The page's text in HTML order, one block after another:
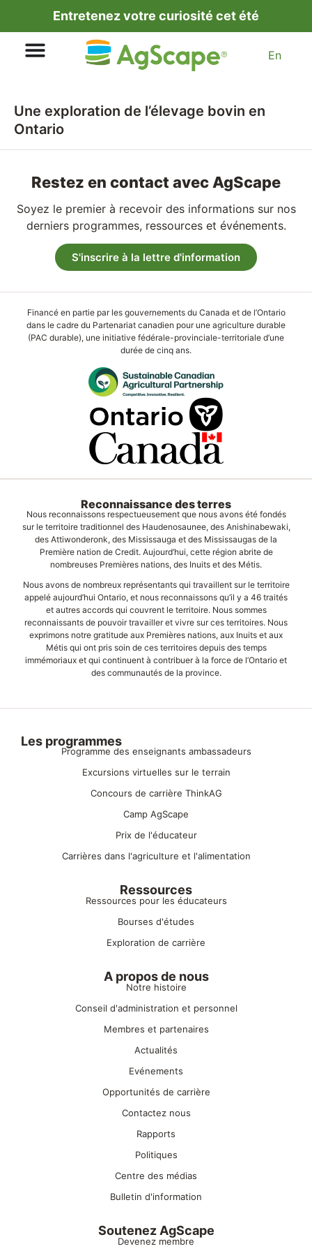
Entretenez votre curiosité cet été
En
Une exploration de l’élevage bovin en
Ontario
Restez en contact avec AgScape
Soyez le premier à recevoir des informations sur nos
derniers programmes, ressources et événements.
S'inscrire à la lettre d'information
Financé en partie par les gouvernements du Canada et de l’Ontario
dans le cadre du Partenariat canadien pour une agriculture durable
(PAC durable), une initiative fédérale-provinciale-territoriale d’une
durée de cinq ans.
Reconnaissance des terres
Nous reconnaissons respectueusement que nous avons été fondés
sur le territoire traditionnel des Haudenosaunee, des Anishinabewaki,
des Attiwonderonk, des Mississauga et des Mississaugas de la
Première nation de Credit. Aujourd’hui, cette région abrite de
nombreuses Premières nations, des Inuits et des Métis.
Nous avons de nombreux représentants qui travaillent sur le territoire
appelé aujourd’hui Ontario, et nous reconnaissons qu’il y a 46 traités
et autres accords qui couvrent le territoire. Nous sommes
reconnaissants de pouvoir travailler et vivre sur ces territoires. Nous
exprimons notre gratitude aux Premières nations, aux Inuits et aux
Métis qui ont pris soin de ces territoires depuis des temps
immémoriaux et qui continuent à contribuer à la force de l’Ontario et
des communautés de la province.
Les programmes
Programme des enseignants ambassadeurs
Excursions virtuelles sur le terrain
Concours de carrière ThinkAG
Camp AgScape
Prix de l'éducateur
Carrières dans l'agriculture et l'alimentation
Ressources
Ressources pour les éducateurs
Bourses d'études
Exploration de carrière
A propos de nous
Notre histoire
Conseil d'administration et personnel
Membres et partenaires
Actualités
Evénements
Opportunités de carrière
Contactez nous
Rapports
Politiques
Centre des médias
Bulletin d'information
Soutenez AgScape
Devenez membre